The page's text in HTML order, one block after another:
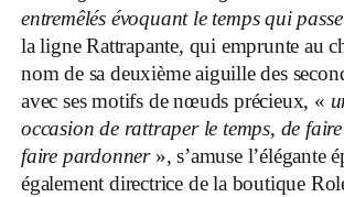
entremêlés évoquant le temps qui passe
la ligne Rattrapante, qui emprunte au
nom de sa deuxième aiguille des
avec ses motifs de nœuds précieux, «
occasion de rattraper le temps, de
faire pardonner», s’amuse l’élégante
également directrice de la boutique